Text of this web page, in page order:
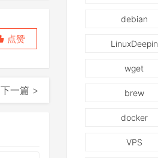
点赞
下一篇 >
debian
LinuxDeepin
wget
brew
docker
VPS